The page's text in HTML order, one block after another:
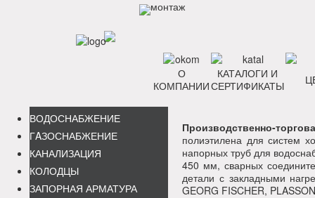
О
КОМПАНИИ
КАТАЛОГИ И
СЕРТИФИКАТЫ
ВОДОСНАБЖЕНИЕ
ГAЗОСНАБЖЕНИЕ
КАНАЛИЗАЦИЯ
КОЛОДЦЫ
ЗАПОРНАЯ АРМАТУРА
Производственно-
полиэтилена для систем
напорных труб для
450 мм, сварных
детали с закладными
GEORG FISCHER,